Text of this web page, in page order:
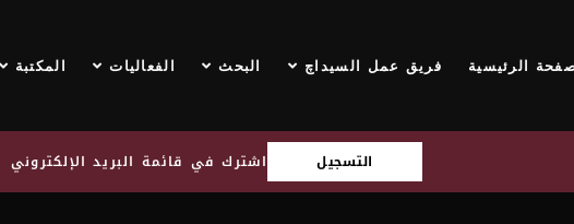
الرئيسية فريق عمل السيداچ البحث الفعاليات المكتبة
اشترك في قائمة البريد الإلكتروني التسجيل